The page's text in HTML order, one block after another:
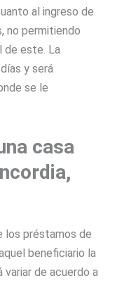
al ingreso de
no permitiendo
de este. La
y será
se le
casa
los préstamos de
beneficiario la
variar de acuerdo a